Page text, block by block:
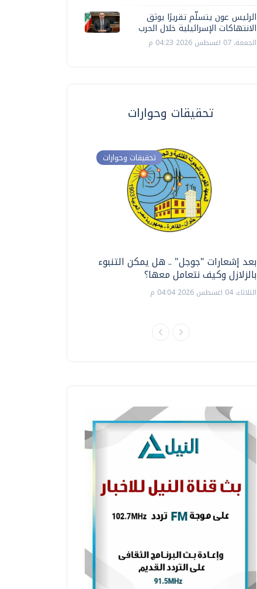
الرئيس عون يتسلّم تقريرًا يوثق
الانتهاكات الإسرائيلية خلال الحرب
الجمعة، 07 اغسطس 2026 04:23 م
تحقيقات وحوارات
تحقيقات وحوارات
بعد إشعارات "جوجل" .. هل يمكن التنبوء
بالزلازل وكيف نتعامل معها؟
الثلاثاء، 04 اغسطس 2026 04:04 م